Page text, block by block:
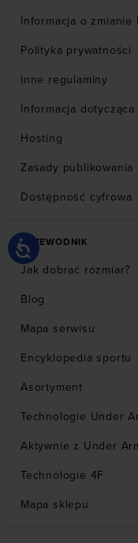
Informacja o zmianie
Polityka prywatności
Inne regulaminy
Informacja dotycząca
Hosting
Zasady
Dostępność cyfrowa
PRZEWODNIK
Jak dobrać rozmiar?
Blog
Mapa serwisu
Encyklopedia sportu
Asortyment
Technologie Under
Aktywnie z Under
Technologie 4F
Mapa sklepu